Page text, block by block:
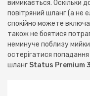
вимикається. Оскільки
повітряний шланг (а не
спокійно можете
також не боятися
неминуче поблизу
остерігатися
шланг Status Premium